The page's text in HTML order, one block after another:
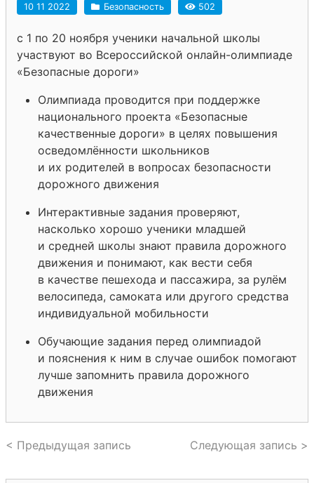
10 11 2022 Безопасность 502
с 1 по 20 ноября ученики начальной школы
участвуют во Всероссийской онлайн-олимпиаде
«Безопасные дороги»
Олимпиада проводится при поддержке
национального проекта «Безопасные
качественные дороги» в целях повышения
осведомлённости школьников
и их родителей в вопросах безопасности
дорожного движения
Интерактивные задания проверяют,
насколько хорошо ученики младшей
и средней школы знают правила дорожного
движения и понимают, как вести себя
в качестве пешехода и пассажира, за рулём
велосипеда, самоката или другого средства
индивидуальной мобильности
Обучающие задания перед олимпиадой
и пояснения к ним в случае ошибок помогают
лучше запомнить правила дорожного
движения
< Предыдущая запись Следующая запись >